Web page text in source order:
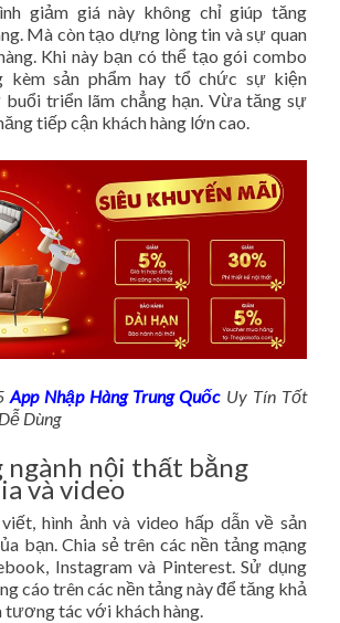
giảm giá này không chỉ giúp tăng
Mà còn tạo dựng lòng tin và sự quan
Khi này bạn có thể tạo gói combo
kèm sản phẩm hay tổ chức sự kiện
buổi triển lãm chẳng hạn. Vừa tăng sự
tiếp cận khách hàng lớn cao.
App Nhập Hàng Trung Quốc Uy Tín Tốt
Dùng
nội thất bằng
và video
hình ảnh và video hấp dẫn về sản
bạn. Chia sẻ trên các nền tảng mạng
Instagram và Pinterest. Sử dụng
cáo trên các nền tảng này để tăng khả
tương tác với khách hàng.